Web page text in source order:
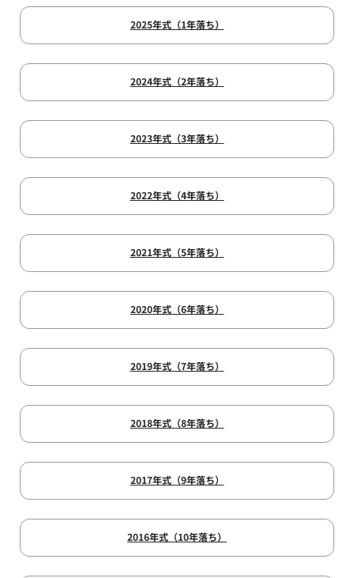
2025年式（1年落ち）
2024年式（2年落ち）
2023年式（3年落ち）
2022年式（4年落ち）
2021年式（5年落ち）
2020年式（6年落ち）
2019年式（7年落ち）
2018年式（8年落ち）
2017年式（9年落ち）
2016年式（10年落ち）